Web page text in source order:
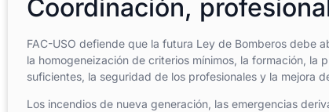
Coordinación,
FAC-USO defiende que la futura Ley de Bomberos debe
la homogeneización de criterios mínimos, la formación, la
suficientes, la seguridad de los profesionales y la mejora
Los incendios de nueva generación, las emergencias